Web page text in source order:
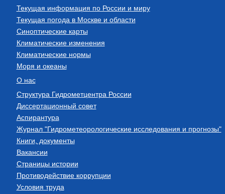
Текущая информация по России и миру
Текущая погода в Москве и области
Синоптические карты
Климатические изменения
Климатические нормы
Моря и океаны
О нас
Структура Гидрометцентра России
Диссертационный совет
Аспирантура
Журнал "Гидрометеорологические исследования и прогнозы"
Книги, документы
Вакансии
Страницы истории
Противодействие коррупции
Условия труда